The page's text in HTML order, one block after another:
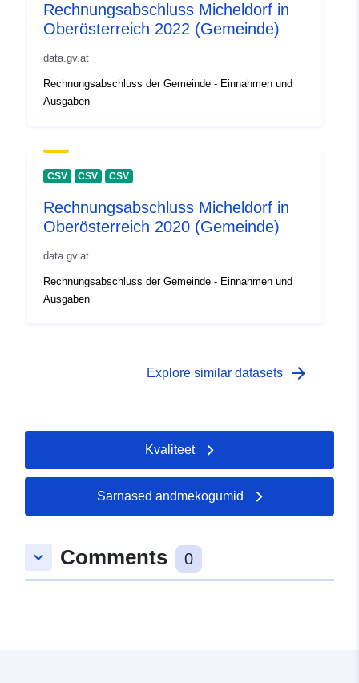
Rechnungsabschluss Micheldorf in
Oberösterreich 2022 (Gemeinde)
data.gv.at
Rechnungsabschluss der Gemeinde - Einnahmen und
Ausgaben
CSV CSV CSV
Rechnungsabschluss Micheldorf in
Oberösterreich 2020 (Gemeinde)
data.gv.at
Rechnungsabschluss der Gemeinde - Einnahmen und
Ausgaben
Explore similar datasets arrow_forward
Kvaliteet
Sarnased andmekogumid
keyboard_arrow_down Comments 0